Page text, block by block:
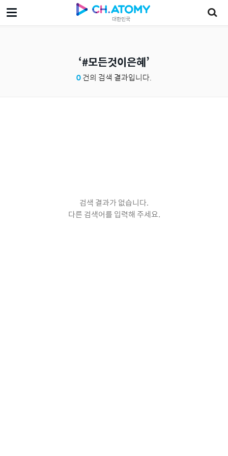
대한민국
#모든것이은혜
0건의 검색 결과입니다.
검색 결과가 없습니다.
다른 검색어를 입력해 주세요.